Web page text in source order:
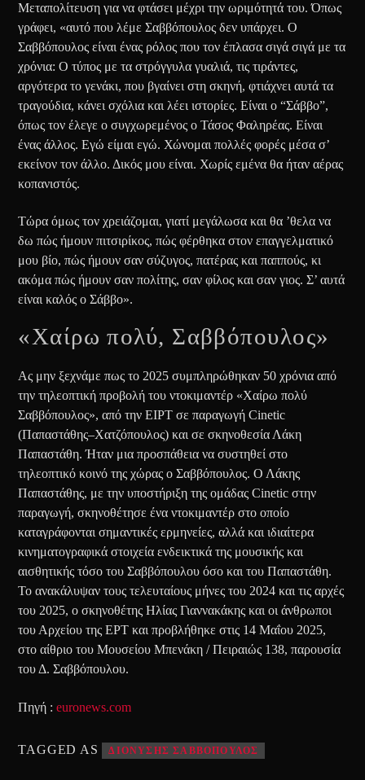
Μεταπολίτευση για να φτάσει μέχρι την ωριμότητά του. Όπως
γράφει, «αυτό που λέμε Σαββόπουλος δεν υπάρχει. Ο
Σαββόπουλος είναι ένας ρόλος που τον έπλασα σιγά σιγά με τα
χρόνια: Ο τύπος με τα στρόγγυλα γυαλιά, τις τιράντες,
αργότερα το γενάκι, που βγαίνει στη σκηνή, φτιάχνει αυτά τα
τραγούδια, κάνει σχόλια και λέει ιστορίες. Είναι ο “Σάββο”,
όπως τον έλεγε ο συγχω­ρεμένος ο Τάσος Φαληρέας. Είναι
ένας άλλος. Εγώ είμαι εγώ. Χώνομαι πολλές φορές μέσα σ’
εκείνον τον άλλο. Δικός μου είναι. Χωρίς εμένα θα ήταν αέρας
κοπανιστός.
Τώρα όμως τον χρειάζομαι, γιατί μεγάλωσα και θα ’θελα να
δω πώς ήμουν πιτσιρίκος, πώς φέρθηκα στον επαγγελματικό
μου βίο, πώς ήμουν σαν σύζυγος, πατέρας και παππούς, κι
ακόμα πώς ήμουν σαν πολίτης, σαν φίλος και σαν γιος. Σ’ αυτά
είναι καλός ο Σάββο».
«Χαίρω πολύ, Σαββόπουλος»
Ας μην ξεχνάμε πως το 2025 συμπληρώθηκαν 50 χρόνια από
την τηλεοπτική προβολή του ντοκιμαντέρ «Χαίρω πολύ
Σαββόπουλος», από την ΕΙΡΤ σε παραγωγή Cinetic
(Παπαστάθης–Χατζόπουλος) και σε σκηνοθεσία Λάκη
Παπαστάθη. Ήταν μια προσπάθεια να συστηθεί στο
τηλεοπτικό κοινό της χώρας ο Σαββόπουλος. Ο Λάκης
Παπαστάθης, με την υποστήριξη της ομάδας Cinetic στην
παραγωγή, σκηνοθέτησε ένα ντοκιμαντέρ στο οποίο
καταγράφονται σημαντικές ερμηνείες, αλλά και ιδιαίτερα
κινηματογραφικά στοιχεία ενδεικτικά της μουσικής και
αισθητικής τόσο του Σαββόπουλου όσο και του Παπαστάθη.
Το ανακάλυψαν τους τελευταίους μήνες του 2024 και τις αρχές
του 2025, ο σκηνοθέτης Ηλίας Γιαννακάκης και οι άνθρωποι
του Αρχείου της ΕΡΤ και προβλήθηκε στις 14 Μαΐου 2025,
στο αίθριο του Μουσείου Μπενάκη / Πειραιώς 138, παρουσία
του Δ. Σαββόπουλου.
Πηγή :euronews.com
TAGGED AS ΔΙΟΝΥΣΗΣ ΣΑΒΒΟΠΟΥΛΟΣ